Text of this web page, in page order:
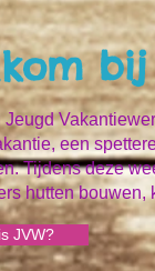
Jeugd
een
Tijdens deze
hutten bouwen,
JVW?